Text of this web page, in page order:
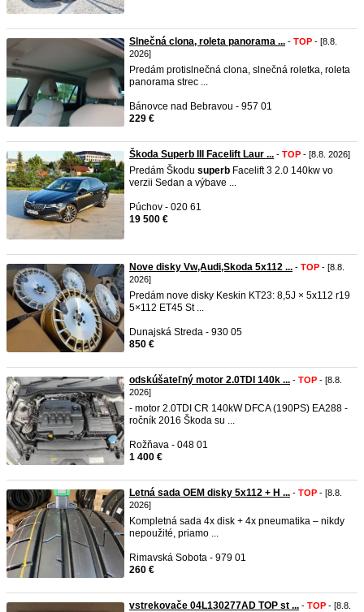
Slnečná clona, roleta panorama ... - TOP - [8.8.
2026]
Predám protislnečná clona, slnečná roletka, roleta
panorama strec ...
Bánovce nad Bebravou - 957 01
229 €
Škoda Superb III Facelift Laur ... - TOP - [8.8. 2026]
Predám Škodu superb Facelift 3 2.0 140kw vo
verzii Sedan a výbave ...
Púchov - 020 61
19 500 €
Nove disky Vw,Audi,Skoda 5x112 ... - TOP - [8.8.
2026]
Predám nove disky Keskin KT23: 8,5J × 5x112 r19
5×112 ET45 St ...
Dunajská Streda - 930 05
850 €
odskúšateľný motor 2.0TDI 140k ... - TOP - [8.8.
2026]
- motor 2.0TDI CR 140kW DFCA (190PS) EA288 -
ročník 2016 Škoda su ...
Rožňava - 048 01
1 400 €
Letná sada OEM disky 5x112 + H ... - TOP - [8.8.
2026]
Kompletná sada 4x disk + 4x pneumatika – nikdy
nepoužité, priamo ...
Rimavská Sobota - 979 01
260 €
vstrekovače 04L130277AD TOP st ... - TOP - [8.8.